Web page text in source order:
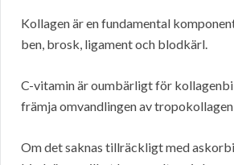
Kollagen är en fundamental
ben, brosk, ligament och blodkärl.
C-vitamin är oumbärligt för
främja omvandlingen av
Om det saknas tillräckligt med